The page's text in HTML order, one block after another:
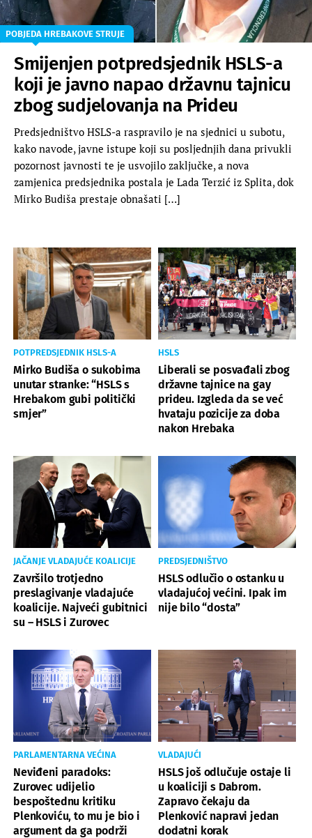
POBJEDA HREBAKOVE STRUJE
Smijenjen potpredsjednik HSLS-a
koji je javno napao državnu tajnicu
zbog sudjelovanja na Prideu
Predsjedništvo HSLS-a raspravilo je na sjednici u subotu,
kako navode, javne istupe koji su posljednjih dana privukli
pozornost javnosti te je usvojilo zaključke, a nova
zamjenica predsjednika postala je Lada Terzić iz Splita, dok
Mirko Budiša prestaje obnašati […]
POTPREDSJEDNIK HSLS-A
Mirko Budiša o sukobima
unutar stranke: “HSLS s
Hrebakom gubi politički
smjer”
HSLS
Liberali se posvađali zbog
državne tajnice na gay
prideu. Izgleda da se već
hvataju pozicije za doba
nakon Hrebaka
JAČANJE VLADAJUĆE KOALICIJE
Završilo trotjedno
preslagivanje vladajuće
koalicije. Najveći gubitnici
su – HSLS i Zurovec
PREDSJEDNIŠTVO
HSLS odlučio o ostanku u
vladajućoj većini. Ipak im
nije bilo “dosta”
PARLAMENTARNA VEĆINA
Neviđeni paradoks:
Zurovec udijelio
bespoštednu kritiku
Plenkoviću, to mu je bio i
argument da ga podrži
VLADAJUĆI
HSLS još odlučuje ostaje li
u koaliciji s Dabrom.
Zapravo čekaju da
Plenković napravi jedan
dodatni korak